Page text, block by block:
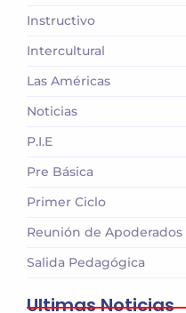
Instructivo
Intercultural
Las Américas
Noticias
P.I.E
Pre Básica
Primer Ciclo
Reunión de Apoderados
Salida Pedagógica
Ultimas Noticias